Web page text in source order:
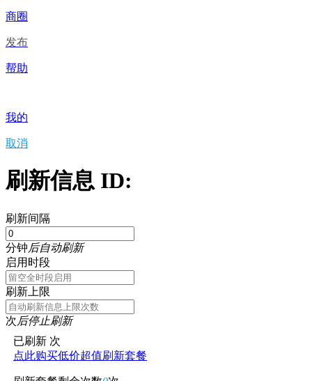
商圈
发布
帮助
我的
取消
刷新信息 ID:
刷新间隔
分钟后自动刷新
启用时段
刷新上限
次后停止刷新
已刷新 次
点此购买低价超值刷新套餐